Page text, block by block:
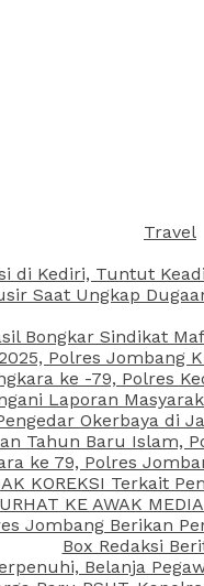
Travel
di Kediri, Tuntut
Saat Ungkap
Bongkar Sindikat
Polres Jombang
ke -79, Polres
Laporan
Okerbaya di
Tahun Baru Islam,
ke 79, Polres
KOREKSI Terkait
KE AWAK
Jombang Berikan
Box Redaksi
Belanja